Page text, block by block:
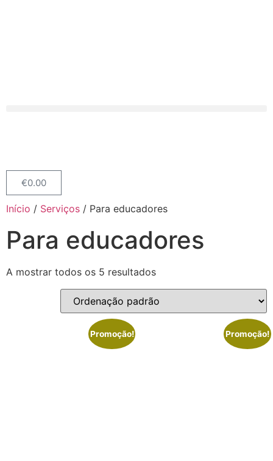
€0.00
Início / Serviços / Para educadores
Para educadores
A mostrar todos os 5 resultados
Promoção! Promoção!